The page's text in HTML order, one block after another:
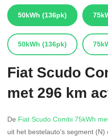
50kWh (136pk)
50kWh (136pk)
Fiat Scudo
met 296 km
De Fiat Scudo Combi 75kWh
uit het bestelauto’s segment